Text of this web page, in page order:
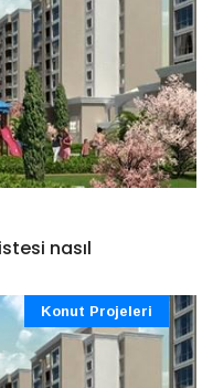
nasıl
Konut Projeleri